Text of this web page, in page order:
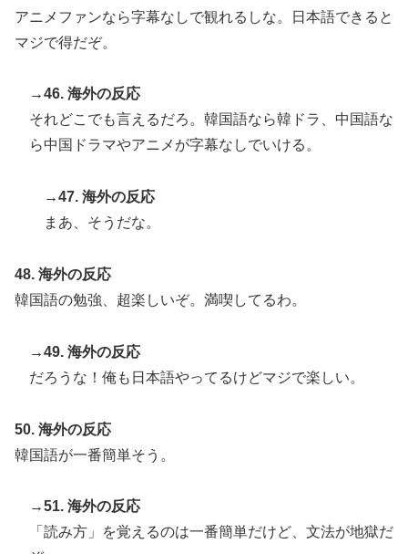
アニメファンなら字幕なしで観れるしな。日本語できると
マジで得だぞ。
→46. 海外の反応
それどこでも言えるだろ。韓国語なら韓ドラ、中国語な
ら中国ドラマやアニメが字幕なしでいける。
→47. 海外の反応
まあ、そうだな。
48. 海外の反応
韓国語の勉強、超楽しいぞ。満喫してるわ。
→49. 海外の反応
だろうな！俺も日本語やってるけどマジで楽しい。
50. 海外の反応
韓国語が一番簡単そう。
→51. 海外の反応
「読み方」を覚えるのは一番簡単だけど、文法が地獄だ